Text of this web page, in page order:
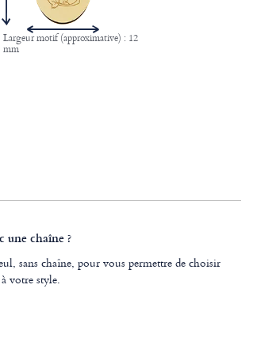
Largeur motif (approximative) : 12
mm
une chaîne ?
sans chaîne, pour vous permettre de choisir
votre style.